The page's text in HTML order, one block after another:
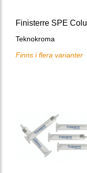
Teknokroma
Finns i flera varianter